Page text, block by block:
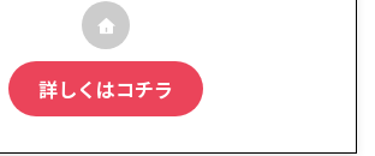
詳しくはコチラ